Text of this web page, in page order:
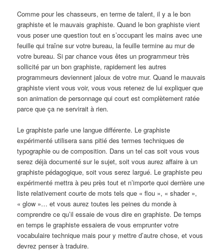
Comme pour les chasseurs, en terme de talent, il y a le bon
graphiste et le mauvais graphiste. Quand le bon graphiste vient
vous poser une question tout en s’occupant les mains avec une
feuille qui traîne sur votre bureau, la feuille termine au mur de
votre bureau. Si par chance vous êtes un programmeur très
sollicité par un bon graphiste, rapidement les autres
programmeurs deviennent jaloux de votre mur. Quand le mauvais
graphiste vient vous voir, vous vous retenez de lui expliquer que
son animation de personnage qui court est complètement ratée
parce que ça ne servirait à rien.
Le graphiste parle une langue différente. Le graphiste
expérimenté utilisera sans pitié des termes techniques de
typographie ou de composition. Dans un tel cas soit vous vous
serez déjà documenté sur le sujet, soit vous aurez affaire à un
graphiste pédagogique, soit vous serez largué. Le graphiste peu
expérimenté mettra à peu près tout et n’importe quoi derrière une
liste relativement courte de mots tels que « flou », « shader »,
« glow »… et vous aurez toutes les peines du monde à
comprendre ce qu’il essaie de vous dire en graphiste. De temps
en temps le graphiste essaiera de vous emprunter votre
vocabulaire technique mais pour y mettre d’autre chose, et vous
devrez penser à traduire.